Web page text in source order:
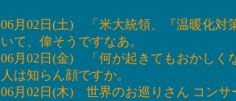
06月02日(土) 「米大統領、『温暖化
て、偉そうですなあ。
06月02日(金) 「何が起きてもおかしく
は知らん顔ですか。
06月02日(木) 世界のお巡りさん コン